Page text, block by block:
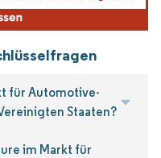
für Automotive-
Staaten?
im Markt für